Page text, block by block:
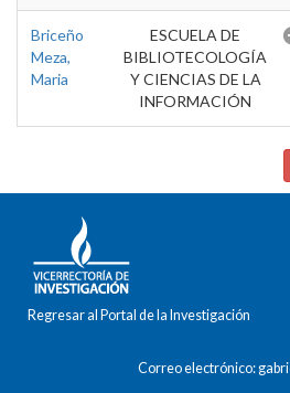
Briceño
Meza,
Maria
ESCUELA DE
BIBLIOTECOLOGÍA
Y CIENCIAS DE LA
INFORMACIÓN
Regresar al Portal de la Investigación
Correo electrónico: